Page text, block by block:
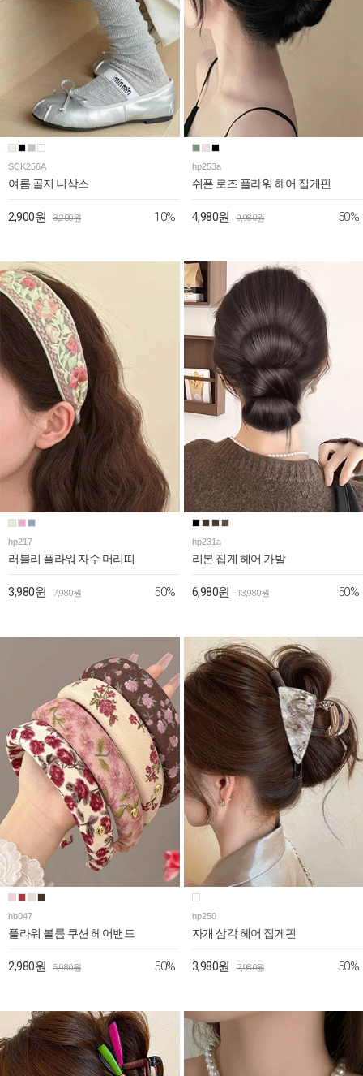
SCK256A
여름 골지 니삭스
2,900원 3,200원 10%
hp253a
쉬폰 로즈 플라워 헤어 집게핀
4,980원 9,980원 50%
hp217
러블리 플라워 자수 머리띠
3,980원 7,980원 50%
hp231a
리본 집게 헤어 가발
6,980원 13,980원 50%
hb047
플라워 볼륨 쿠션 헤어밴드
2,980원 5,980원 50%
hp250
자개 삼각 헤어 집게핀
3,980원 7,980원 50%